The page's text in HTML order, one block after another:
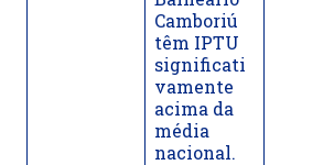
Camboriú
têm IPTU
significati
vamente
acima da
média
nacional.